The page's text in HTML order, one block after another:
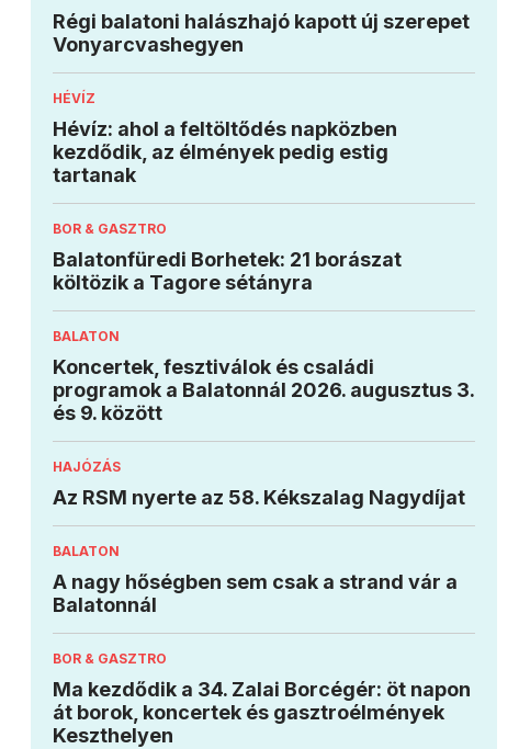
Régi balatoni halászhajó kapott új szerepet
Vonyarcvashegyen
HÉVÍZ
Hévíz: ahol a feltöltődés napközben
kezdődik, az élmények pedig estig
tartanak
BOR & GASZTRO
Balatonfüredi Borhetek: 21 borászat
költözik a Tagore sétányra
BALATON
Koncertek, fesztiválok és családi
programok a Balatonnál 2026. augusztus 3.
és 9. között
HAJÓZÁS
Az RSM nyerte az 58. Kékszalag Nagydíjat
BALATON
A nagy hőségben sem csak a strand vár a
Balatonnál
BOR & GASZTRO
Ma kezdődik a 34. Zalai Borcégér: öt napon
át borok, koncertek és gasztroélmények
Keszthelyen